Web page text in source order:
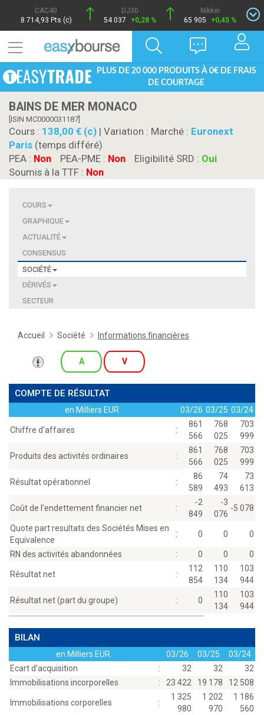
CAC40
8 714,93 Pts (c)
DJ30
54 037
+0,28 %
Nikkei
65 905
+0,45 %
PLUS DE 20 000 PRODUITS À 0€ DE FRAIS
DE COURTAGE
BAINS DE MER MONACO
[ISIN MC0000031187]
Cours : 138,00 € (c) | Variation : Marché : Euronext
Paris (temps différé)
PEA : Non PEA-PME : Non Eligibilité SRD : Oui
Soumis à la TTF : Non
COURS
GRAPHIQUE
ACTUALITÉ
CONSENSUS
SOCIÉTÉ
DÉRIVÉS
SECTEUR
Accueil Société Informations financières
A V
COMPTE DE RÉSULTAT
en Milliers EUR 03/26 03/25 03/24
Chiffre d'affaires :
861
566
768
025
703
999
Produits des activités ordinaires :
861
566
768
025
703
999
Résultat opérationnel :
86
589
74
493
73
613
Coût de l'endettement financier net :
-2
849
-3
076
-5 078
Quote part resultats des Sociétés Mises en
Equivalence
: 0 0 0
RN des activités abandonnées : 0 0 0
Résultat net :
112
854
110
134
103
944
Résultat net (part du groupe) : 0
110
134
103
944
BILAN
en Milliers EUR 03/26 03/25
03/24
Ecart d'acquisition
: 32 32
32
Immobilisations incorporelles
: 23 422 19 178 12 508
Immobilisations corporelles :
1 325
980
1 202
970
1 186
560